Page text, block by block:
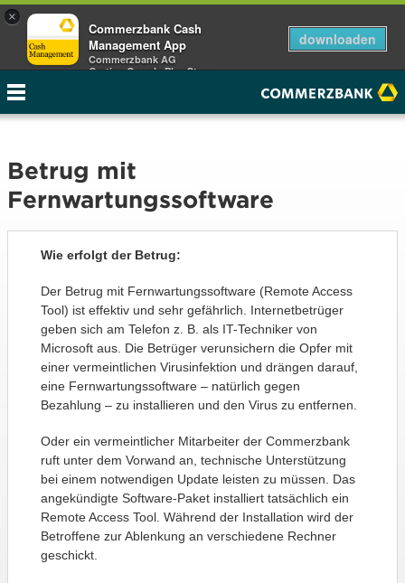
×
Commerzbank Cash
Management App
Commerzbank AG
Gratis - Google Play Store
downloaden
Betrug mit
Fernwartungssoftware
Wie erfolgt der Betrug:
Der Betrug mit Fernwartungssoftware (Remote Access
Tool) ist effektiv und sehr gefährlich. Internetbetrüger
geben sich am Telefon z. B. als IT-Techniker von
Microsoft aus. Die Betrüger verunsichern die Opfer mit
einer vermeintlichen Virusinfektion und drängen darauf,
eine Fernwartungssoftware – natürlich gegen
Bezahlung – zu installieren und den Virus zu entfernen.
Oder ein vermeintlicher Mitarbeiter der Commerzbank
ruft unter dem Vorwand an, technische Unterstützung
bei einem notwendigen Update leisten zu müssen. Das
angekündigte Software-Paket installiert tatsächlich ein
Remote Access Tool. Während der Installation wird der
Betroffene zur Ablenkung an verschiedene Rechner
geschickt.